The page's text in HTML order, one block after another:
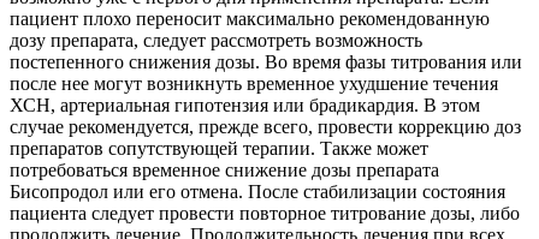
пациент плохо переносит максимально рекомендованную
дозу препарата, следует рассмотреть возможность
постепенного снижения дозы. Во время фазы титрования или
после нее могут возникнуть временное ухудшение течения
ХСН, артериальная гипотензия или брадикардия. В этом
случае рекомендуется, прежде всего, провести коррекцию доз
препаратов сопутствующей терапии. Также может
потребоваться временное снижение дозы препарата
Бисопродол или его отмена. После стабилизации состояния
пациента следует провести повторное титрование дозы, либо